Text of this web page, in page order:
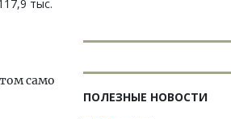
тыс.
само
ПОЛЕЗНЫЕ НОВОСТИ